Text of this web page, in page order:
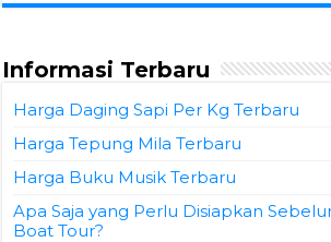
Informasi Terbaru
Harga Daging Sapi Per Kg Terbaru
Harga Tepung Mila Terbaru
Harga Buku Musik Terbaru
Apa Saja yang Perlu Disiapkan
Boat Tour?